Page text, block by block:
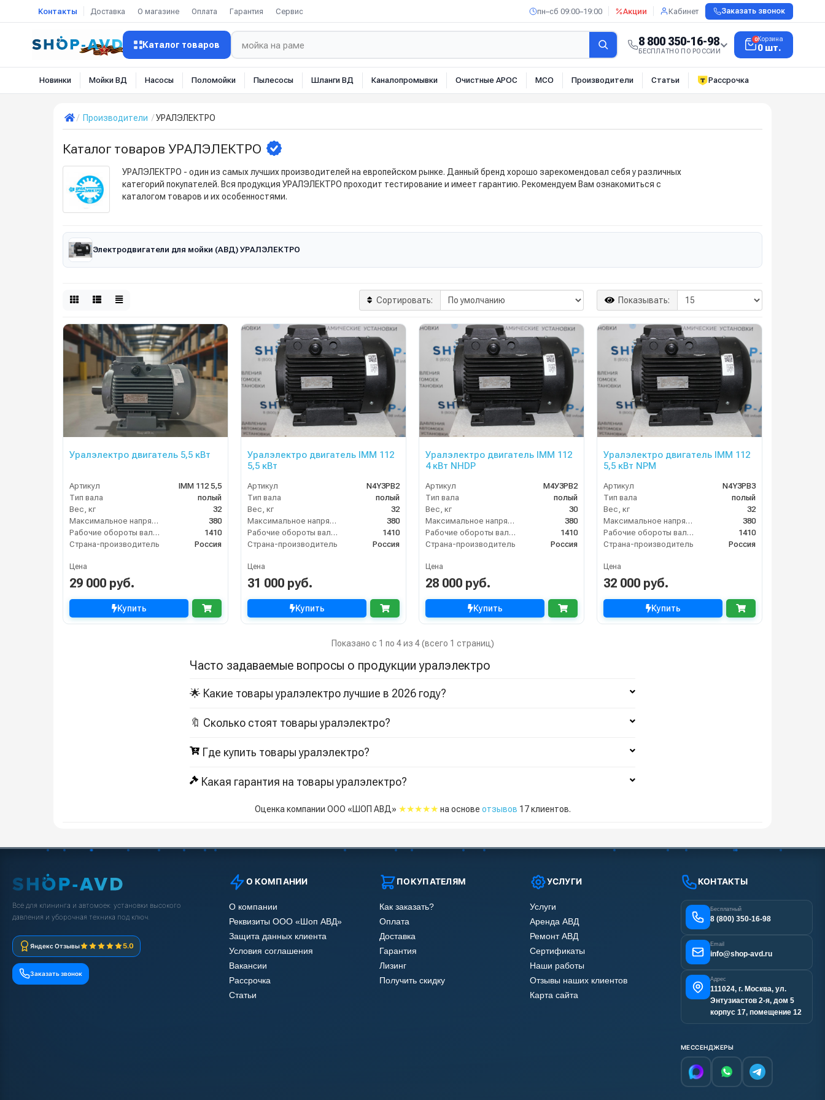
Контакты Доставка О магазине Оплата Гарантия Сервис пн–сб 09:00–19:00 Акции Кабинет Заказать звонок
Каталог товаров 8 800 350-16-98
БЕСПЛАТНО ПО РОССИИ
0Корзина
0 шт.
Новинки Мойки ВД Насосы Поломойки Пылесосы Шланги ВД Каналопромывки Очистные АРОС МСО Производители Статьи Рассрочка
Производители УРАЛЭЛЕКТРО
Каталог товаров УРАЛЭЛЕКТРО
УРАЛЭЛЕКТРО - один из самых лучших производителей на европейском рынке. Данный бренд хорошо зарекомендовал себя у различных
категорий покупателей. Вся продукция УРАЛЭЛЕКТРО проходит тестирование и имеет гарантию. Рекомендуем Вам ознакомиться с
каталогом товаров и их особенностями.
Электродвигатели для мойки (АВД) УРАЛЭЛЕКТРО
Сортировать: Показывать:
Уралэлектро двигатель 5,5 кВт
Артикул
IMM 112 5,5
Тип вала
полый
Вес, кг
32
Максимальное напряжение (В)
380
Рабочие обороты вала (об/мин)
1410
Страна-производитель
Россия
Цена
29 000 руб.
Купить
Уралэлектро двигатель IMM 112
5,5 кВт
Артикул
N4Y3PB2
Тип вала
полый
Вес, кг
32
Максимальное напряжение (В)
380
Рабочие обороты вала (об/мин)
1410
Страна-производитель
Россия
Цена
31 000 руб.
Купить
Уралэлектро двигатель IMM 112
4 кВт NHDP
Артикул
М4У3PB2
Тип вала
полый
Вес, кг
30
Максимальное напряжение (В)
380
Рабочие обороты вала (об/мин)
1410
Страна-производитель
Россия
Цена
28 000 руб.
Купить
Уралэлектро двигатель IMM 112
5,5 кВт NPM
Артикул
N4Y3PB3
Тип вала
полый
Вес, кг
32
Максимальное напряжение (В)
380
Рабочие обороты вала (об/мин)
1410
Страна-производитель
Россия
Цена
32 000 руб.
Купить
Показано с 1 по 4 из 4 (всего 1 страниц)
Часто задаваемые вопросы о продукции уралэлектро
🌟 Какие товары уралэлектро лучшие в 2026 году?
🔖 Сколько стоят товары уралэлектро?
Где купить товары уралэлектро?
Какая гарантия на товары уралэлектро?
Оценка компании ООО «ШОП АВД» ★★★★★ на основе отзывов 17клиентов.
Всё для клининга и автомоек: установки высокого
давления и уборочная техника под ключ.
Яндекс Отзывы 5.0
Заказать звонок
О КОМПАНИИ
О компании
Реквизиты ООО «Шоп АВД»
Защита данных клиента
Условия соглашения
Вакансии
Рассрочка
Статьи
ПОКУПАТЕЛЯМ
Как заказать?
Оплата
Доставка
Гарантия
Лизинг
Получить скидку
УСЛУГИ
Услуги
Аренда АВД
Ремонт АВД
Сертификаты
Наши работы
Отзывы наших клиентов
Карта сайта
КОНТАКТЫ
Бесплатный
8 (800) 350-16-98
Email
info@shop-avd.ru
Адрес
111024, г. Москва, ул.
Энтузиастов 2-я, дом 5
корпус 17, помещение 12
МЕССЕНДЖЕРЫ